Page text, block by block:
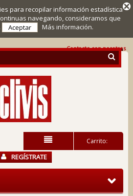
Contacte con nosotros
Carrito:
REGÍSTRATE
para recopilar información estadística
navegando, consideramos que
Aceptar Más información.